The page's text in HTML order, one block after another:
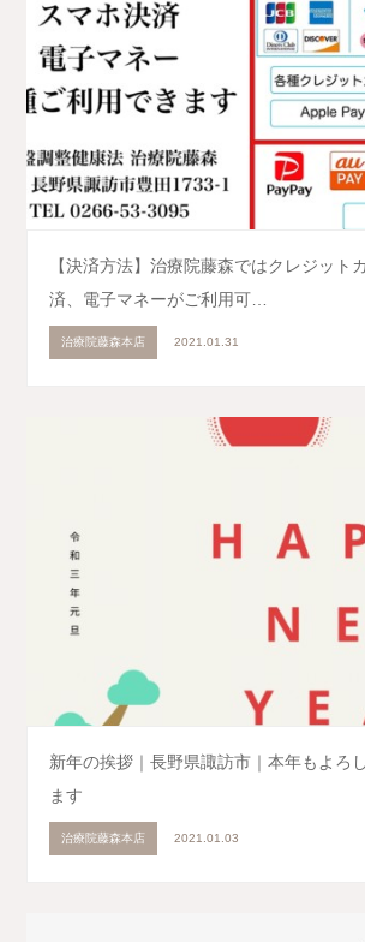
【決済方法】治療院藤森ではクレジット
済、電子マネーがご利用可…
治療院藤森本店 2021.01.31
新年の挨拶｜長野県諏訪市｜本年もよろ
ます
治療院藤森本店 2021.01.03